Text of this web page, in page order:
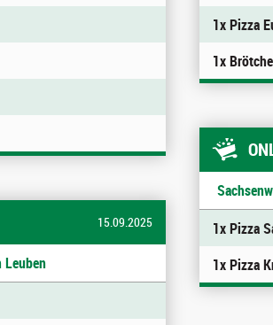
15.09.2025
Leuben
1x Pizza
1x
1x Pizza
1x Pizza